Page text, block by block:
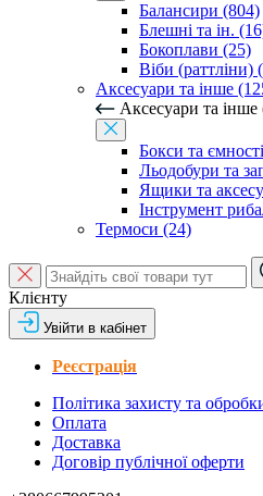
Балансири (804)
Блешні та ін.
Бокоплави (25)
Віби (раттліни)
Аксесуари та інше
Аксесуари та інше
Бокси та
Льодобури та
Ящики та
Інструмент
Термоси (24)
Клієнту
Увійти в кабінет
Реєстрація
Політика захисту та
Оплата
Доставка
Договір публічної оферти